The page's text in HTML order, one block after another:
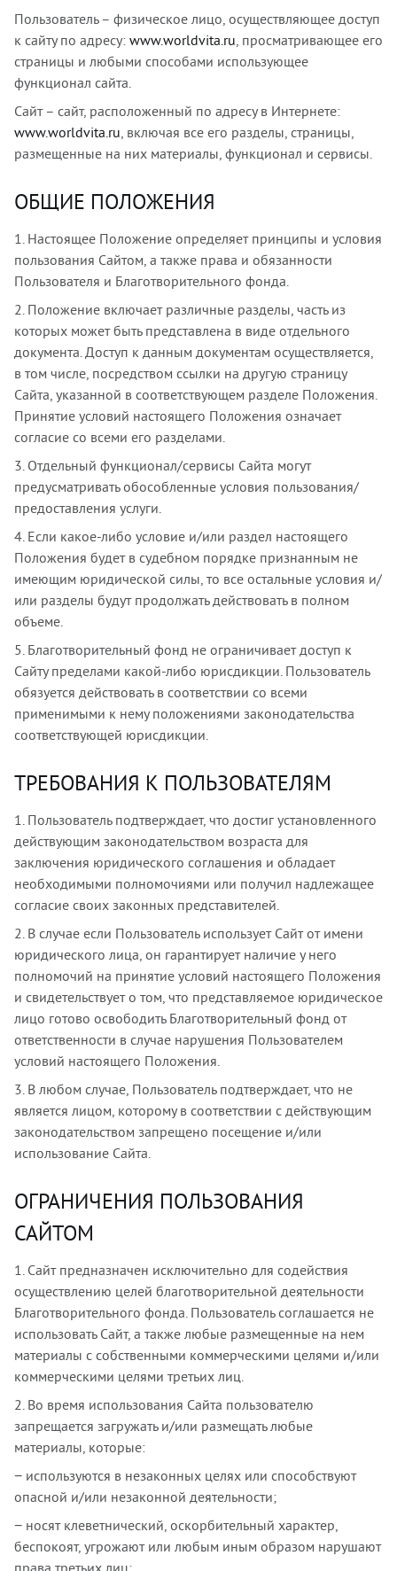
Пользователь – физическое лицо, осуществляющее доступ
к сайту по адресу: www.worldvita.ru, просматривающее его
страницы и любыми способами использующее
функционал сайта.
Сайт – сайт, расположенный по адресу в Интернете:
www.worldvita.ru, включая все его разделы, страницы,
размещенные на них материалы, функционал и сервисы.
ОБЩИЕ ПОЛОЖЕНИЯ
1. Настоящее Положение определяет принципы и условия
пользования Сайтом, а также права и обязанности
Пользователя и Благотворительного фонда.
2. Положение включает различные разделы, часть из
которых может быть представлена в виде отдельного
документа. Доступ к данным документам осуществляется,
в том числе, посредством ссылки на другую страницу
Сайта, указанной в соответствующем разделе Положения.
Принятие условий настоящего Положения означает
согласие со всеми его разделами.
3. Отдельный функционал/сервисы Сайта могут
предусматривать обособленные условия пользования/
предоставления услуги.
4. Если какое-либо условие и/или раздел настоящего
Положения будет в судебном порядке признанным не
имеющим юридической силы, то все остальные условия и/
или разделы будут продолжать действовать в полном
объеме.
5. Благотворительный фонд не ограничивает доступ к
Сайту пределами какой-либо юрисдикции. Пользователь
обязуется действовать в соответствии со всеми
применимыми к нему положениями законодательства
соответствующей юрисдикции.
ТРЕБОВАНИЯ К ПОЛЬЗОВАТЕЛЯМ
1. Пользователь подтверждает, что достиг установленного
действующим законодательством возраста для
заключения юридического соглашения и обладает
необходимыми полномочиями или получил надлежащее
согласие своих законных представителей.
2. В случае если Пользователь использует Сайт от имени
юридического лица, он гарантирует наличие у него
полномочий на принятие условий настоящего Положения
и свидетельствует о том, что представляемое юридическое
лицо готово освободить Благотворительный фонд от
ответственности в случае нарушения Пользователем
условий настоящего Положения.
3. В любом случае, Пользователь подтверждает, что не
является лицом, которому в соответствии с действующим
законодательством запрещено посещение и/или
использование Сайта.
ОГРАНИЧЕНИЯ ПОЛЬЗОВАНИЯ
САЙТОМ
1. Сайт предназначен исключительно для содействия
осуществлению целей благотворительной деятельности
Благотворительного фонда. Пользователь соглашается не
использовать Сайт, а также любые размещенные на нем
материалы с собственными коммерческими целями и/или
коммерческими целями третьих лиц.
2. Во время использования Сайта пользователю
запрещается загружать и/или размещать любые
материалы, которые:
− используются в незаконных целях или способствуют
опасной и/или незаконной деятельности;
− носят клеветнический, оскорбительный характер,
беспокоят, угрожают или любым иным образом нарушают
права третьих лиц;